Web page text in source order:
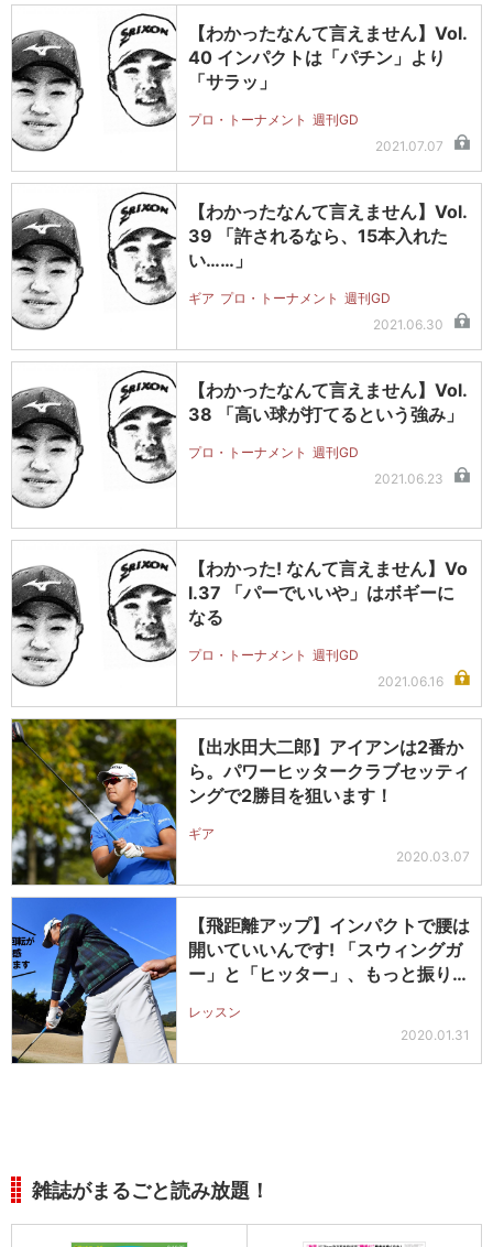
【わかったなんて言えません】Vol.
40 インパクトは「パチン」より
「サラッ」
プロ・トーナメント 週刊GD
2021.07.07
【わかったなんて言えません】Vol.
39 「許されるなら、15本入れた
い……」
ギア プロ・トーナメント 週刊GD
2021.06.30
【わかったなんて言えません】Vol.
38 「高い球が打てるという強み」
プロ・トーナメント 週刊GD
2021.06.23
【わかった! なんて言えません】Vo
l.37 「パーでいいや」はボギーに
なる
プロ・トーナメント 週刊GD
2021.06.16
【出水田大二郎】アイアンは2番か
ら。パワーヒッタークラブセッティ
ングで2勝目を狙います！
ギア
2020.03.07
【飛距離アップ】インパクトで腰は
開いていいんです! 「スウィングガ
ー」と「ヒッター」、もっと振り切
レッスン
2020.01.31
雑誌がまるごと読み放題！